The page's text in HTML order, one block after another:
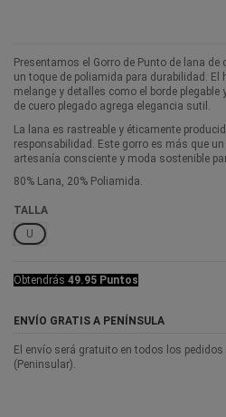
Presentamos el Gorro de Punto de lana
un toque de poliamida para durabilidad.
melange y detalles como el borde
de cuero plegado agrega elegancia sutil.
La lana es rastreable y éticamente
responsabilidad. Este gorro es más que
artesanía consciente y moda sostenible
80% Lana, 20% Poliamida.
TALLA
U
Obtendrás 49.95 Puntos
ENVÍO GRATIS A PENÍNSULA
El envío será gratuito en todos los
(Peninsular).